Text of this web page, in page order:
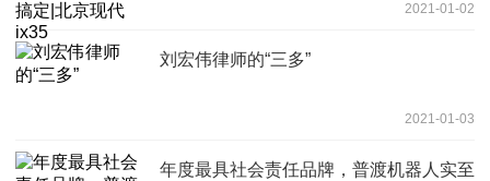
2021-01-02
刘宏伟律师的“三多”
2021-01-03
年度最具社会责任品牌，普渡机器人实至